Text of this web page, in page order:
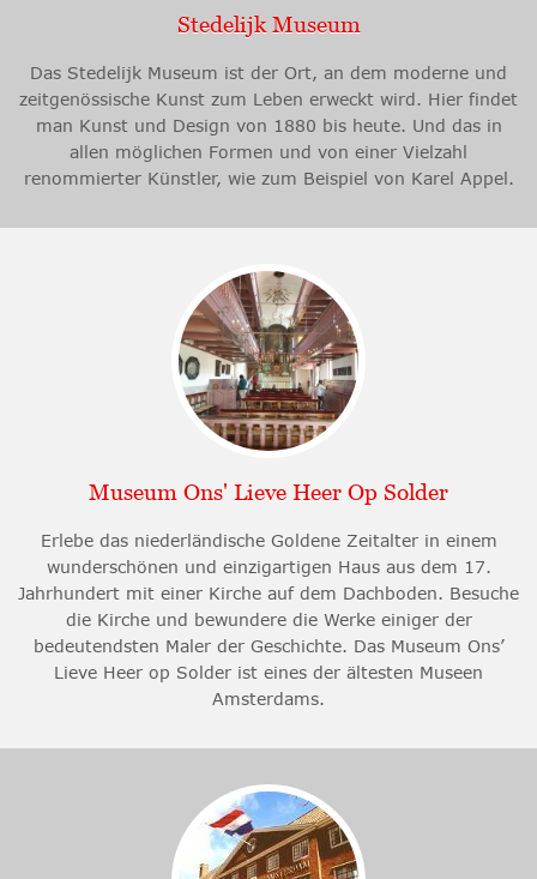
Stedelijk Museum
Das Stedelijk Museum ist der Ort, an dem moderne und
zeitgenössische Kunst zum Leben erweckt wird. Hier findet
man Kunst und Design von 1880 bis heute. Und das in
allen möglichen Formen und von einer Vielzahl
renommierter Künstler, wie zum Beispiel von Karel Appel.
Museum Ons' Lieve Heer Op Solder
Erlebe das niederländische Goldene Zeitalter in einem
wunderschönen und einzigartigen Haus aus dem 17.
Jahrhundert mit einer Kirche auf dem Dachboden. Besuche
die Kirche und bewundere die Werke einiger der
bedeutendsten Maler der Geschichte. Das Museum Ons’
Lieve Heer op Solder ist eines der ältesten Museen
Amsterdams.